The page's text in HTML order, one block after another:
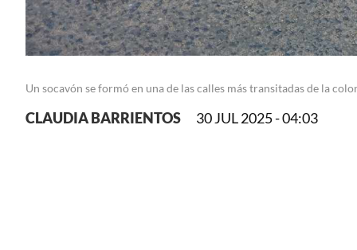
Un socavón se formó en una de las calles más transitadas de la
CLAUDIA BARRIENTOS 30 JUL 2025 - 04:03